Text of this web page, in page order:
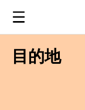
目的地